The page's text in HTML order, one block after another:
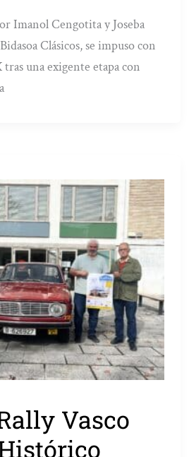
Imanol Cengotita y Joseba
Clásicos, se impuso con
una exigente etapa con
Vasco